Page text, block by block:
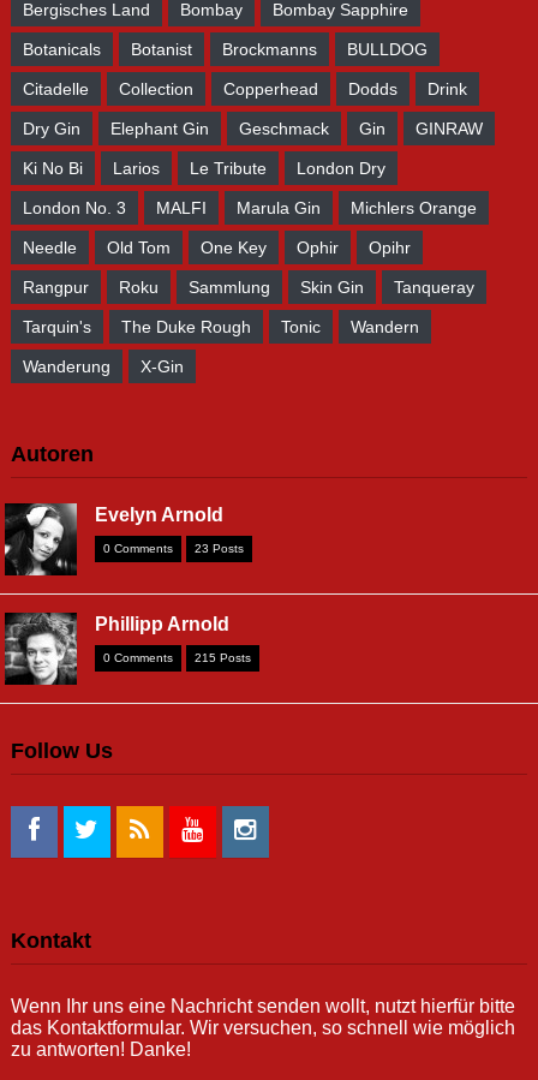
Bergisches Land Bombay Bombay Sapphire
Botanicals Botanist Brockmanns BULLDOG
Citadelle Collection Copperhead Dodds Drink
Dry Gin Elephant Gin Geschmack Gin GINRAW
Ki No Bi Larios Le Tribute London Dry
London No. 3 MALFI Marula Gin Michlers Orange
Needle Old Tom One Key Ophir Opihr
Rangpur Roku Sammlung Skin Gin Tanqueray
Tarquin's The Duke Rough Tonic Wandern
Wanderung X-Gin
Autoren
Evelyn Arnold
0 Comments 23 Posts
Phillipp Arnold
0 Comments 215 Posts
Follow Us
Kontakt
Wenn Ihr uns eine Nachricht senden wollt, nutzt hierfür bitte
das Kontaktformular. Wir versuchen, so schnell wie möglich
zu antworten! Danke!